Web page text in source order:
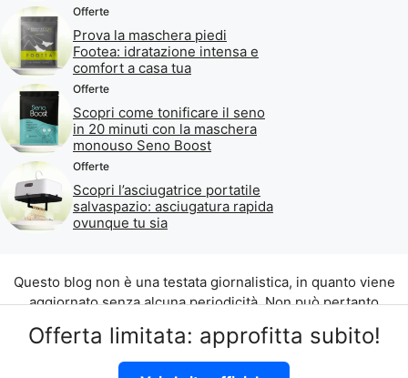
Offerta limitata: approfitta subito!
Offerte
Prova la maschera piedi
Footea: idratazione intensa e
comfort a casa tua
Offerte
Scopri come tonificare il seno
in 20 minuti con la maschera
monouso Seno Boost
Offerte
Scopri l’asciugatrice portatile
salvaspazio: asciugatura rapida
ovunque tu sia
Questo blog non è una testata giornalistica, in quanto viene
aggiornato senza alcuna periodicità. Non può pertanto
considerarsi un prodotto editoriale ai sensi della legge n. 62
del 07.03.2001.
©2026 di Aliados Srl C.da Piana Romana snc, 90010 Lascari